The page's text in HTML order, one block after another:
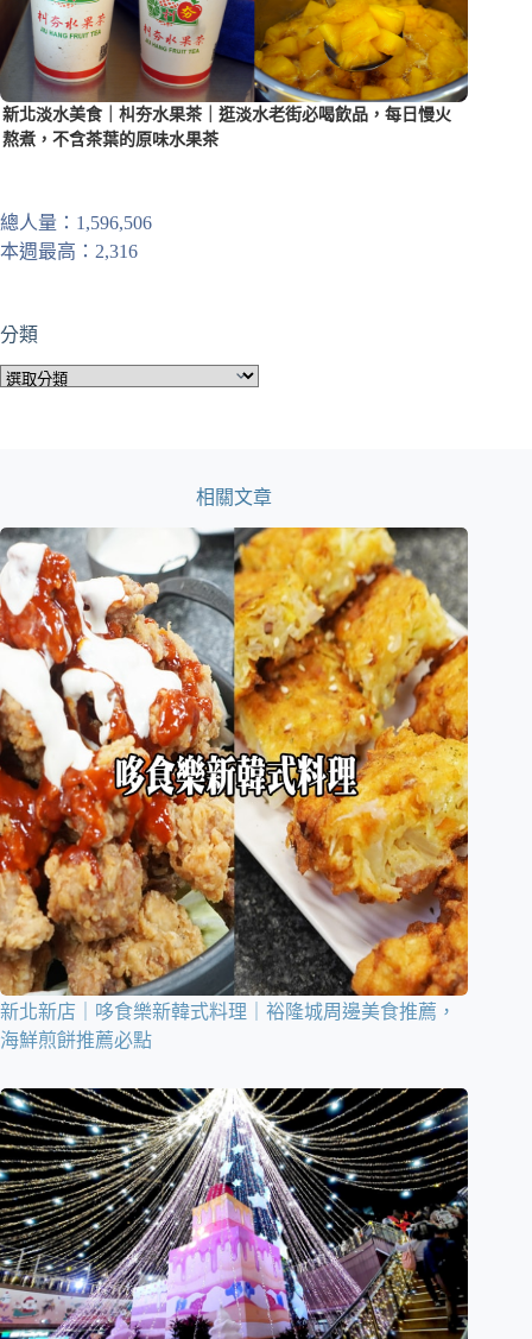
新北淡水美食｜朻夯水果茶｜逛淡水老街必喝飲品，每日慢火
熬煮，不含茶葉的原味水果茶
總人量：1,596,506
本週最高：2,316
分類
分
相關文章
新北新店｜哆食樂新韓式料理｜裕隆城周邊美食推薦，
海鮮煎餅推薦必點